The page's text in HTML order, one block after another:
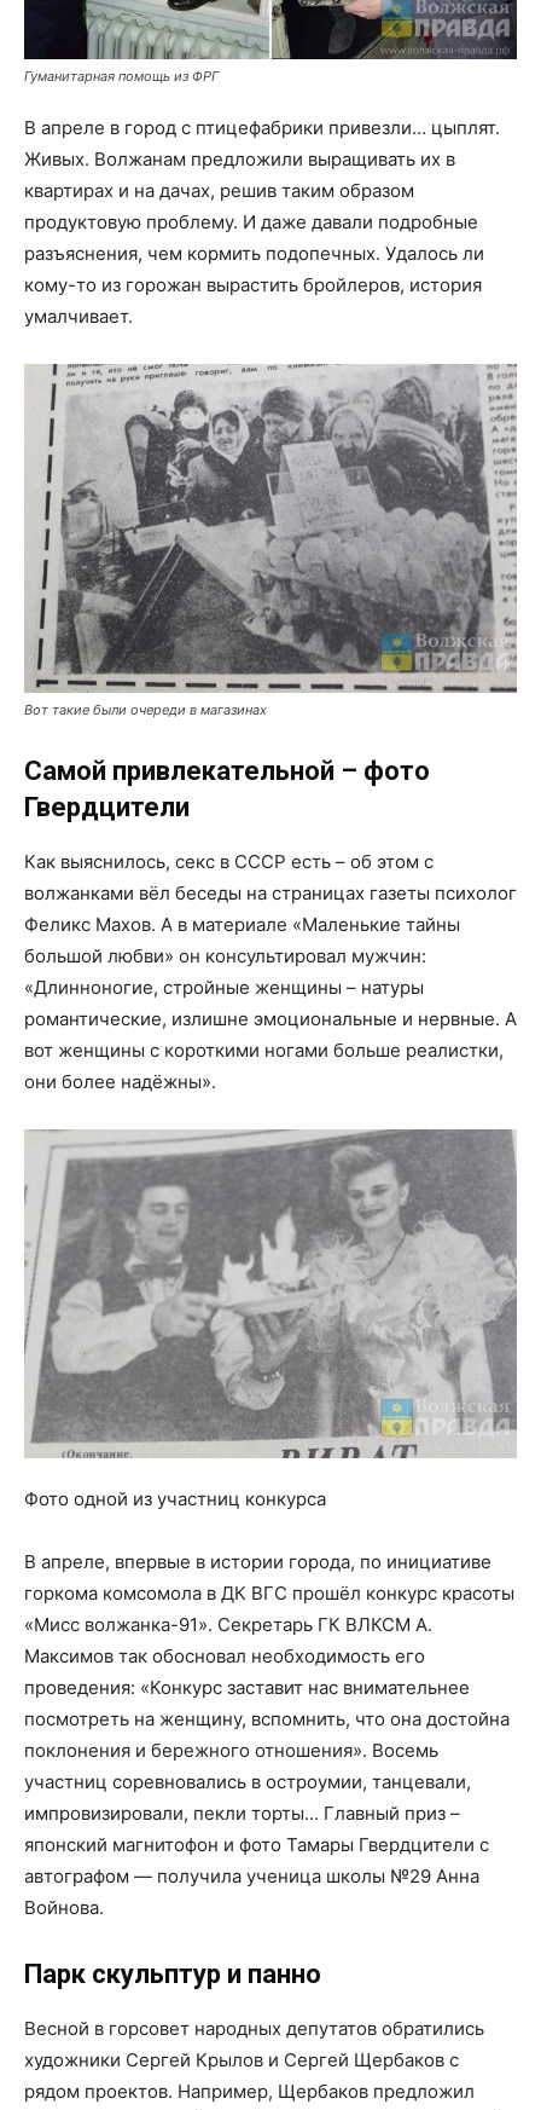
Гуманитарная помощь из ФРГ
В апреле в город с птицефабрики привезли… цыплят.
Живых. Волжанам предложили выращивать их в
квартирах и на дачах, решив таким образом
продуктовую проблему. И даже давали подробные
разъяснения, чем кормить подопечных. Удалось ли
кому-то из горожан вырастить бройлеров, история
умалчивает.
Вот такие были очереди в магазинах
Самой привлекательной – фото
Гвердцители
Как выяснилось, секс в СССР есть – об этом с
волжанками вёл беседы на страницах газеты психолог
Феликс Махов. А в материале «Маленькие тайны
большой любви» он консультировал мужчин:
«Длинноногие, стройные женщины – натуры
романтические, излишне эмоциональные и нервные. А
вот женщины с короткими ногами больше реалистки,
они более надёжны».
Фото одной из участниц конкурса
В апреле, впервые в истории города, по инициативе
горкома комсомола в ДК ВГС прошёл конкурс красоты
«Мисс волжанка-91». Секретарь ГК ВЛКСМ А.
Максимов так обосновал необходимость его
проведения: «Конкурс заставит нас внимательнее
посмотреть на женщину, вспомнить, что она достойна
поклонения и бережного отношения». Восемь
участниц соревновались в остроумии, танцевали,
импровизировали, пекли торты… Главный приз –
японский магнитофон и фото Тамары Гвердцители с
автографом — получила ученица школы №29 Анна
Войнова.
Парк скульптур и панно
Весной в горсовет народных депутатов обратились
художники Сергей Крылов и Сергей Щербаков с
рядом проектов. Например, Щербаков предложил